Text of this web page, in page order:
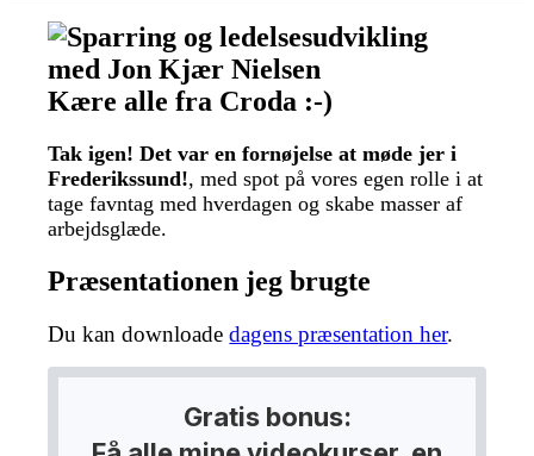
Kære alle fra Croda :-)
Tak igen! Det var en fornøjelse at møde jer i
Frederikssund!, med spot på vores egen rolle i at
tage favntag med hverdagen og skabe masser af
arbejdsglæde.
Præsentationen jeg brugte
Du kan downloadedagens præsentation her.
Gratis bonus: